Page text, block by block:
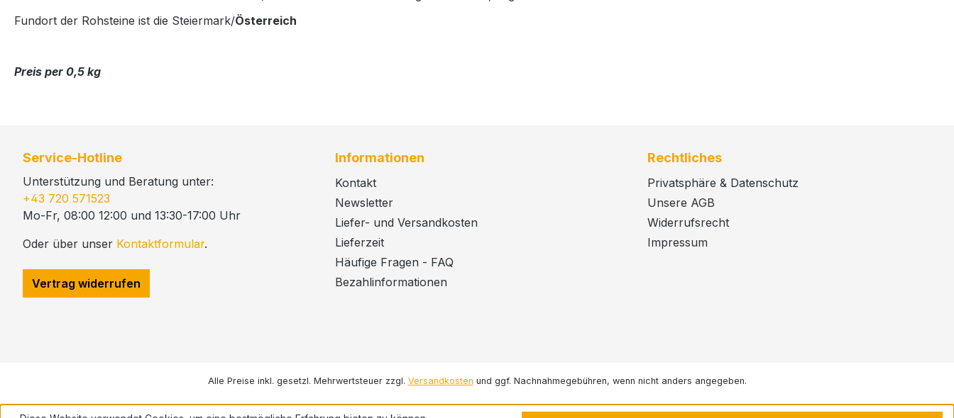
Fundort der Rohsteine ist die Steiermark/Österreich
Preis per 0,5 kg
Service-Hotline
Unterstützung und Beratung unter:
+43 720 571523
Mo-Fr, 08:00 12:00 und 13:30-17:00 Uhr
Oder über unser Kontaktformular.
Vertrag widerrufen
Informationen
Kontakt
Newsletter
Liefer- und Versandkosten
Lieferzeit
Häufige Fragen - FAQ
Bezahlinformationen
Rechtliches
Privatsphäre & Datenschutz
Unsere AGB
Widerrufsrecht
Impressum
Alle Preise inkl. gesetzl. Mehrwertsteuer zzgl. Versandkosten und ggf. Nachnahmegebühren, wenn nicht anders angegeben.